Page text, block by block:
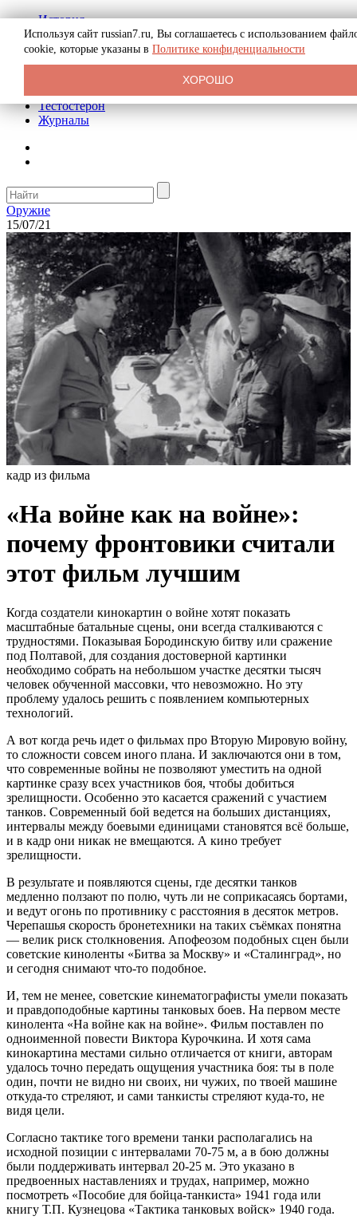
История
Биография
Криминал
Реклама на сайте
Тестостерон
Журналы
Оружие
15/07/21
кадр из фильма
«На войне как на войне»:
почему фронтовики считали
этот фильм лучшим
Когда создатели кинокартин о войне хотят показать
масштабные батальные сцены, они всегда сталкиваются с
трудностями. Показывая Бородинскую битву или сражение
под Полтавой, для создания достоверной картинки
необходимо собрать на небольшом участке десятки тысяч
человек обученной массовки, что невозможно. Но эту
проблему удалось решить с появлением компьютерных
технологий.
А вот когда речь идет о фильмах про Вторую Мировую войну,
то сложности совсем иного плана. И заключаются они в том,
что современные войны не позволяют уместить на одной
картинке сразу всех участников боя, чтобы добиться
зрелищности. Особенно это касается сражений с участием
танков. Современный бой ведется на больших дистанциях,
интервалы между боевыми единицами становятся всё больше,
и в кадр они никак не вмещаются. А кино требует
зрелищности.
В результате и появляются сцены, где десятки танков
медленно ползают по полю, чуть ли не соприкасаясь бортами,
и ведут огонь по противнику с расстояния в десяток метров.
Черепашья скорость бронетехники на таких съёмках понятна
— велик риск столкновения. Апофеозом подобных сцен были
советские киноленты «Битва за Москву» и «Сталинград», но
и сегодня снимают что-то подобное.
И, тем не менее, советские кинематографисты умели показать
и правдоподобные картины танковых боев. На первом месте
кинолента «На войне как на войне». Фильм поставлен по
одноименной повести Виктора Курочкина. И хотя сама
кинокартина местами сильно отличается от книги, авторам
удалось точно передать ощущения участника боя: ты в поле
один, почти не видно ни своих, ни чужих, по твоей машине
откуда-то стреляют, и сами танкисты стреляют куда-то, не
видя цели.
Согласно тактике того времени танки располагались на
исходной позиции с интервалами 70-75 м, а в бою должны
были поддерживать интервал 20-25 м. Это указано в
предвоенных наставлениях и трудах, например, можно
посмотреть «Пособие для бойца-танкиста» 1941 года или
книгу Т.П. Кузнецова «Тактика танковых войск» 1940 года.
Используя сайт russian7.ru, Вы соглашаетесь с использованием
cookie, которые указаны в Политике конфиденциальности
ХОРОШО